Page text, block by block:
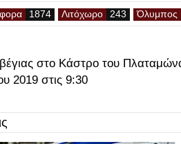
Λιτόχωρο Όλυμπος
στο Κάστρο του
2019 στις 9:30